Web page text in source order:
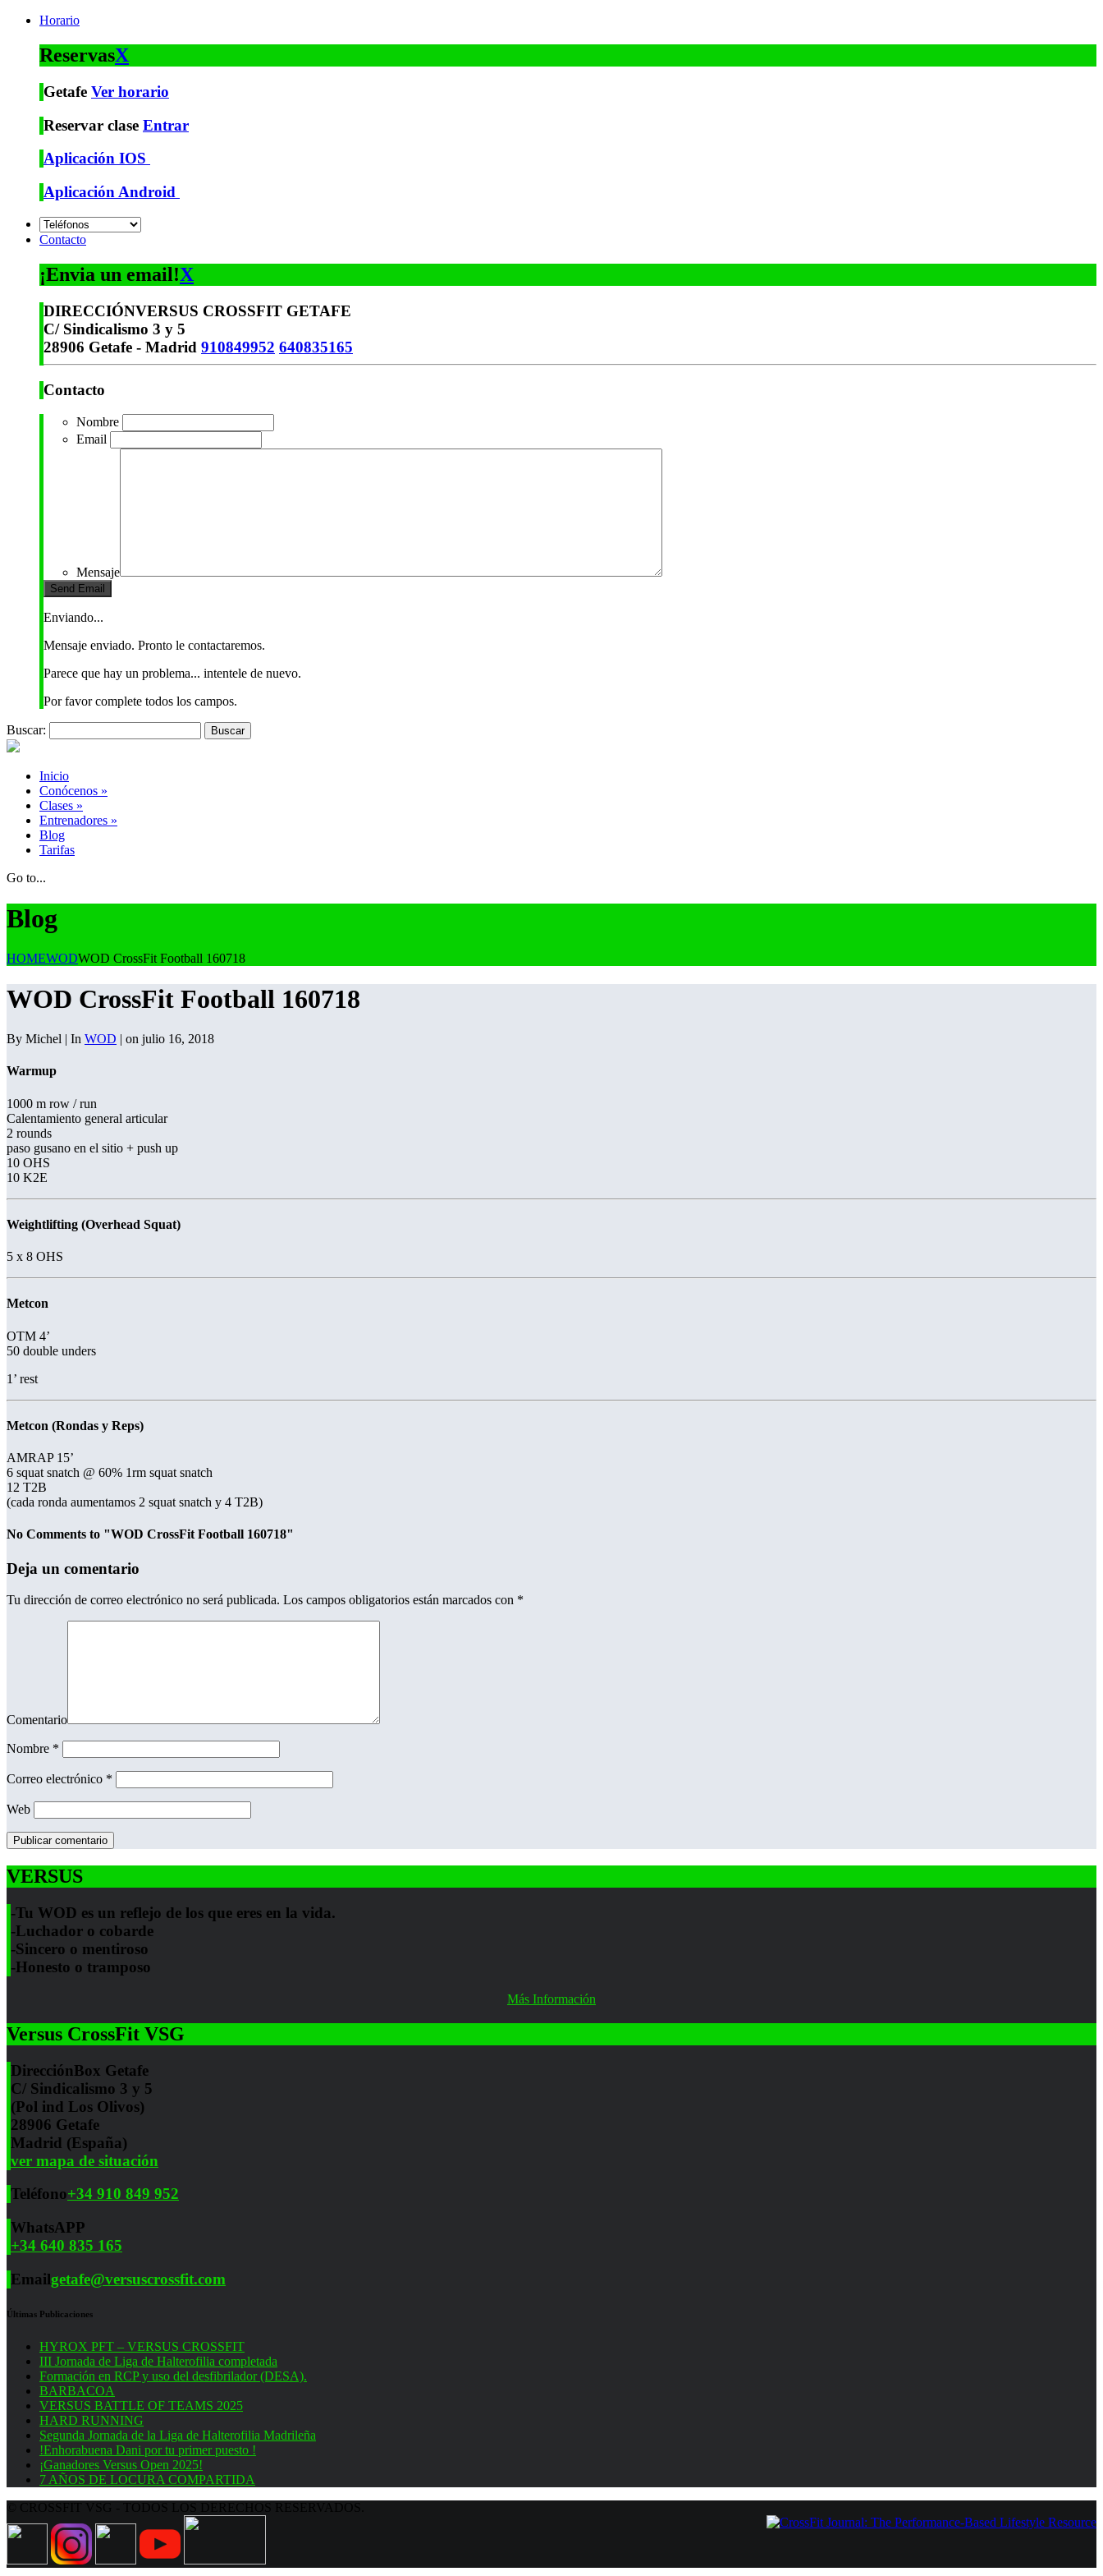
Horario
ReservasX
Getafe Ver horario
Reservar clase Entrar
Aplicación IOS
Aplicación Android
Contacto
¡Envia un email!X
DIRECCIÓNVERSUS CROSSFIT GETAFE
C/ Sindicalismo 3 y 5
28906 Getafe - Madrid 910849952 640835165
Contacto
Nombre
Email
Mensaje
Enviando...
Mensaje enviado. Pronto le contactaremos.
Parece que hay un problema... intentele de nuevo.
Por favor complete todos los campos.
Buscar:
Inicio
Conócenos »
Clases »
Entrenadores »
Blog
Tarifas
Go to...
Blog
HOMEWODWOD CrossFit Football 160718
WOD CrossFit Football 160718
By Michel | In WOD | on julio 16, 2018
Warmup
1000 m row / run
Calentamiento general articular
2 rounds
paso gusano en el sitio + push up
10 OHS
10 K2E
Weightlifting (Overhead Squat)
5 x 8 OHS
Metcon
OTM 4’
50 double unders
1’ rest
Metcon (Rondas y Reps)
AMRAP 15’
6 squat snatch @ 60% 1rm squat snatch
12 T2B
(cada ronda aumentamos 2 squat snatch y 4 T2B)
No Comments to "WOD CrossFit Football 160718"
Deja un comentario
Tu dirección de correo electrónico no será publicada. Los campos obligatorios están marcados con *
Comentario
Nombre *
Correo electrónico *
Web
VERSUS
-Tu WOD es un reflejo de los que eres en la vida.
-Luchador o cobarde
-Sincero o mentiroso
-Honesto o tramposo
Más Información
Versus CrossFit VSG
DirecciónBox Getafe
C/ Sindicalismo 3 y 5
(Pol ind Los Olivos)
28906 Getafe
Madrid (España)
ver mapa de situación
Teléfono+34 910 849 952
WhatsAPP
+34 640 835 165
Emailgetafe@versuscrossfit.com
Últimas Publicaciones
HYROX PFT – VERSUS CROSSFIT
III Jornada de Liga de Halterofilia completada
Formación en RCP y uso del desfibrilador (DESA).
BARBACOA
VERSUS BATTLE OF TEAMS 2025
HARD RUNNING
Segunda Jornada de la Liga de Halterofilia Madrileña
!Enhorabuena Dani por tu primer puesto !
¡Ganadores Versus Open 2025!
7 AÑOS DE LOCURA COMPARTIDA